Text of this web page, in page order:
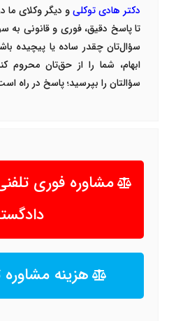
دکتر هادی توکلیو دیگر وکلای ما
تا پاسخ دقیق، فوری و قانونی به
سؤال‌تان چقدر ساده یا پیچیده
ابهام، شما را از حق‌تان
سؤالتان را بپرسید؛ پاسخ در راه
مشاوره فوری
هزینه مشاوره